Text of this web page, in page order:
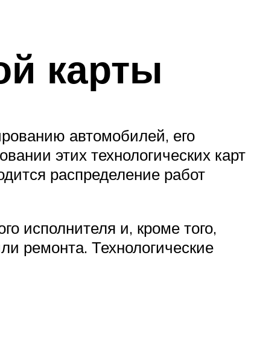
карты
автомобилей, его
этих технологических карт
распределение работ
исполнителя и, кроме того,
ремонта. Технологические